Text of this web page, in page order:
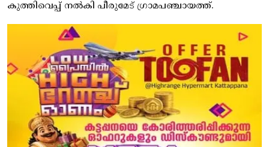
കുത്തിവെപ്പ് നൽകി പീരുമേട് ഗ്രാമപഞ്ചായത്ത്.